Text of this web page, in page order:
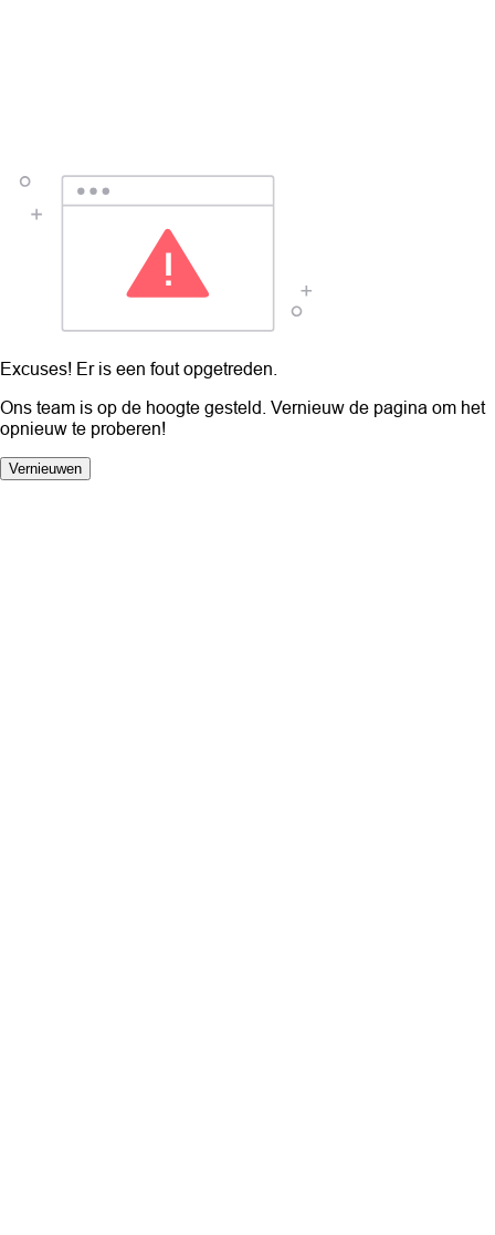
Excuses! Er is een fout opgetreden.
Ons team is op de hoogte gesteld. Vernieuw de pagina om het
opnieuw te proberen!
Vernieuwen